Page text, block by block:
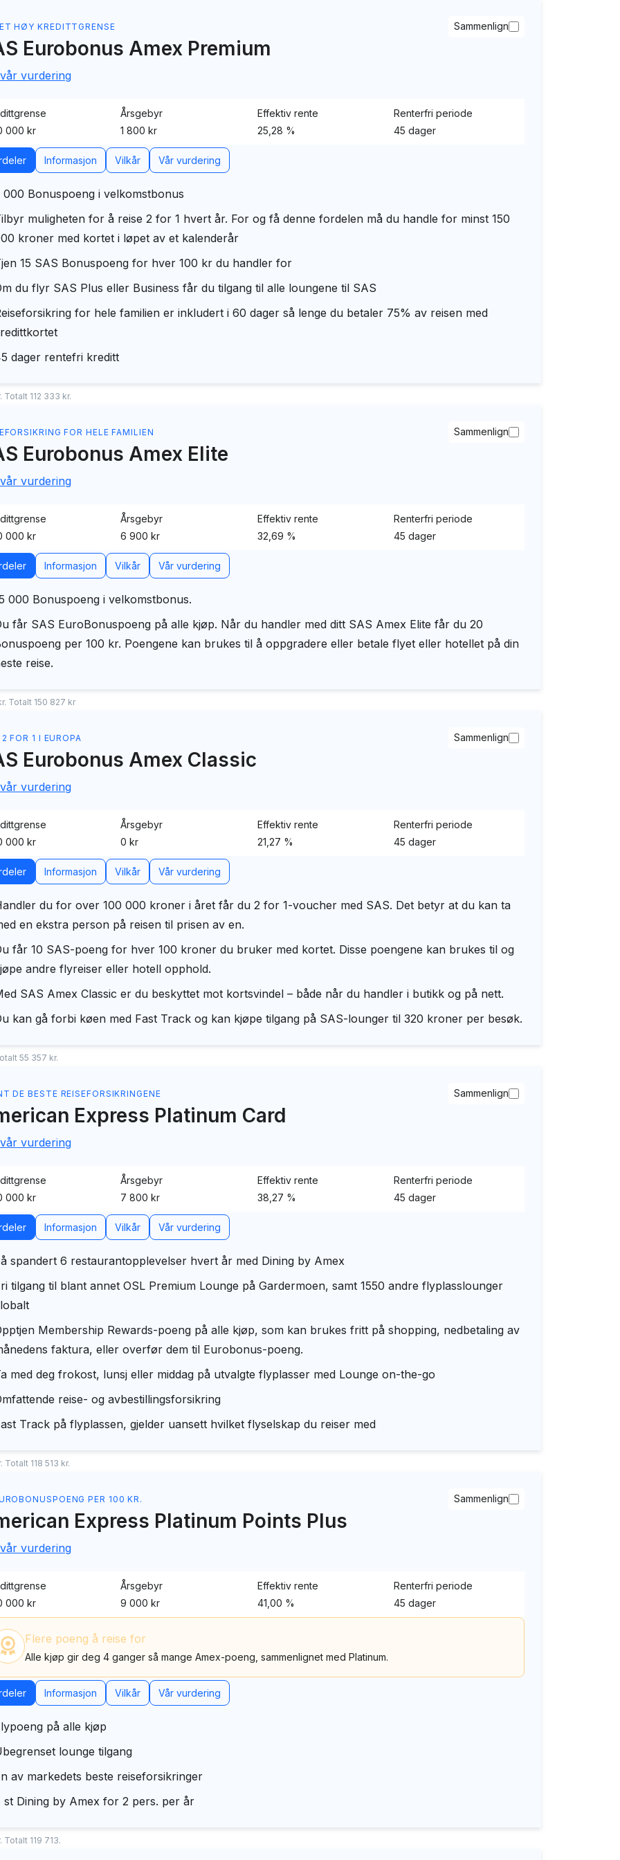
HØY KREDITTGRENSE Sammenlign
Eurobonus Amex Premium
vurdering
000 kr
Årsgebyr
1 800 kr
Effektiv rente
25,28 %
Renterfri periode
45 dager
Informasjon Vilkår Vår vurdering
000 Bonuspoeng i velkomstbonus
muligheten for å reise 2 for 1 hvert år. For og få denne fordelen må du handle for minst 150
kroner med kortet i løpet av et kalenderår
15 SAS Bonuspoeng for hver 100 kr du handler for
du flyr SAS Plus eller Business får du tilgang til alle loungene til SAS
for hele familien er inkludert i 60 dager så lenge du betaler 75% av reisen med
dager rentefri kreditt
112 333 kr.
FOR HELE FAMILIEN Sammenlign
Eurobonus Amex Elite
vurdering
000 kr
Årsgebyr
6 900 kr
Effektiv rente
32,69 %
Renterfri periode
45 dager
Informasjon Vilkår Vår vurdering
000 Bonuspoeng i velkomstbonus.
får SAS EuroBonuspoeng på alle kjøp. Når du handler med ditt SAS Amex Elite får du 20
per 100 kr. Poengene kan brukes til å oppgradere eller betale flyet eller hotellet på din
reise.
Totalt 150 827 kr
FOR 1 I EUROPA Sammenlign
Eurobonus Amex Classic
vurdering
000 kr
Årsgebyr
0 kr
Effektiv rente
21,27 %
Renterfri periode
45 dager
Informasjon Vilkår Vår vurdering
du for over 100 000 kroner i året får du 2 for 1-voucher med SAS. Det betyr at du kan ta
en ekstra person på reisen til prisen av en.
får 10 SAS-poeng for hver 100 kroner du bruker med kortet. Disse poengene kan brukes til og
andre flyreiser eller hotell opphold.
SAS Amex Classic er du beskyttet mot kortsvindel – både når du handler i butikk og på nett.
kan gå forbi køen med Fast Track og kan kjøpe tilgang på SAS-lounger til 320 kroner per besøk.
55 357 kr.
DE BESTE REISEFORSIKRINGENE Sammenlign
Express Platinum Card
vurdering
000 kr
Årsgebyr
7 800 kr
Effektiv rente
38,27 %
Renterfri periode
45 dager
Informasjon Vilkår Vår vurdering
spandert 6 restaurantopplevelser hvert år med Dining by Amex
tilgang til blant annet OSL Premium Lounge på Gardermoen, samt 1550 andre flyplasslounger
Membership Rewards-poeng på alle kjøp, som kan brukes fritt på shopping, nedbetaling av
faktura, eller overfør dem til Eurobonus-poeng.
med deg frokost, lunsj eller middag på utvalgte flyplasser med Lounge on-the-go
reise- og avbestillingsforsikring
Track på flyplassen, gjelder uansett hvilket flyselskap du reiser med
118 513 kr.
PER 100 KR. Sammenlign
Express Platinum Points Plus
vurdering
000 kr
Årsgebyr
9 000 kr
Effektiv rente
41,00 %
Renterfri periode
45 dager
Flere poeng å reise for
Alle kjøp gir deg 4 ganger så mange Amex-poeng, sammenlignet med Platinum.
Informasjon Vilkår Vår vurdering
på alle kjøp
lounge tilgang
av markedets beste reiseforsikringer
st Dining by Amex for 2 pers. per år
119 713.